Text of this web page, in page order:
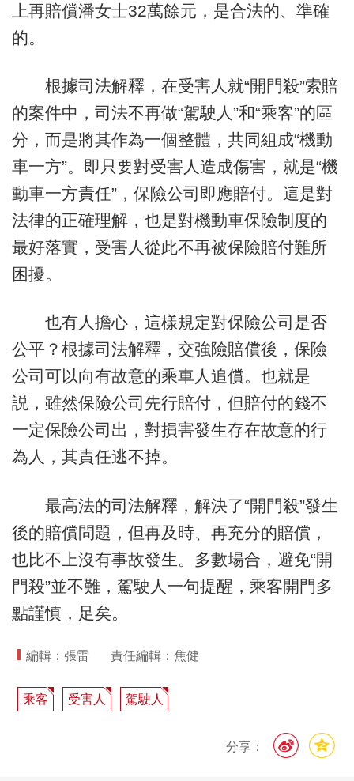
上再賠償潘女士32萬餘元，是合法的、準確
的。
根據司法解釋，在受害人就“開門殺”索賠
的案件中，司法不再做“駕駛人”和“乘客”的區
分，而是將其作為一個整體，共同組成“機動
車一方”。即只要對受害人造成傷害，就是“機
動車一方責任”，保險公司即應賠付。這是對
法律的正確理解，也是對機動車保險制度的
最好落實，受害人從此不再被保險賠付難所
困擾。
也有人擔心，這樣規定對保險公司是否
公平？根據司法解釋，交強險賠償後，保險
公司可以向有故意的乘車人追償。也就是
説，雖然保險公司先行賠付，但賠付的錢不
一定保險公司出，對損害發生存在故意的行
為人，其責任逃不掉。
最高法的司法解釋，解決了“開門殺”發生
後的賠償問題，但再及時、再充分的賠償，
也比不上沒有事故發生。多數場合，避免“開
門殺”並不難，駕駛人一句提醒，乘客開門多
點謹慎，足矣。
編輯：張雷 責任編輯：焦健
乘客 受害人 駕駛人
分享：